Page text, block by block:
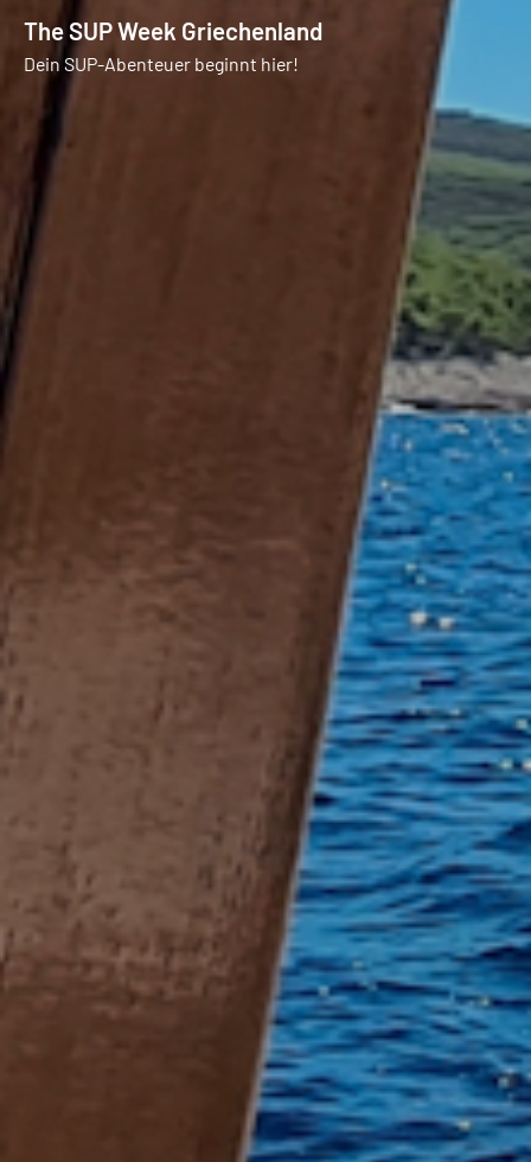
The SUP Week Griechenland
Dein SUP-Abenteuer beginnt hier!